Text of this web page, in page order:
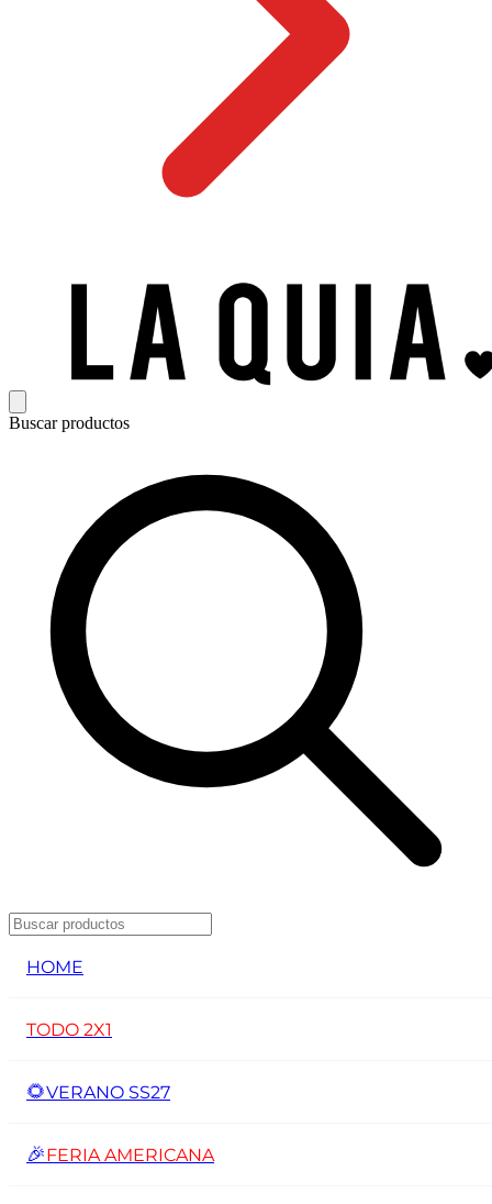
Buscar productos
HOME
TODO 2X1
🌻VERANO SS27
🎉FERIA AMERICANA